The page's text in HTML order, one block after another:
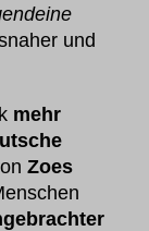
und
mehr
Zoes